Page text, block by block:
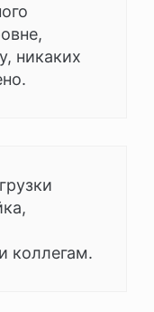
никаких
коллегам.